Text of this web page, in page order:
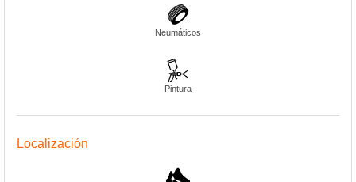
Neumáticos
Pintura
Localización